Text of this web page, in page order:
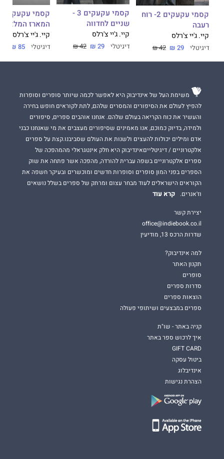
קסמי עקעקים 2- רוח
רעבה
קיי. ג'יי צ'רלס
דיגיטלי 29 ₪
42 ₪
קסמי עקעקים 3 -
שניים לחדווה
קיי. ג'יי צ'רלס
דיגיטלי 29 ₪
42 ₪
קסמי עקעקים
המארז המלא
קיי. ג'יי צ'רלס
דיגיטלי 85 ₪
משימת העל של אינדיבוק היא לאפשר לכמה שיותר סופרים וסופרות
להפיץ לעולם את הסיפורים והמסרים שלהם, לתת לקוראים חופש בחירה
והעשיר את כוח הקריאה בעולם שלהם. אנחנו אוהבים ספרים, סיפורים
ולמידה, בדיוק כמוכם, אנו מאמינים שסיפורים מעצבים את מי שאנחנו כבני
אדם ומילים יכולות להעצים ולשנות את העולם שסביבנו.קצת על ספרים
אלקטרוניים / דיגיטלייםאינדיבוק היא חלק אינטגראלי מהמהפכה של
ספרים אלקטרוניים בשפה עברית להורדה, מהפכה אשר פתחה את שוק
הספרים בפני המון סופרים וסופרות חדשים ומוכשרים ובעיקר חשפה את
הקוראים הישראלים לעוד מבחר עצום ומרתק של ספרים בשלל נושאים
וז'אנרים.
קרא עוד
יצירת קשר
office@indiebook.co.il
שדרות הרכס 13, מודיעין
למה אינדיבוק?
תקנון האתר
סופרים
סדרות ספרים
הוצאות ספרים
ספרים במבצעים ושיתופי פעולה
קניה באתר - שו"ת
איך לרכוש ספר באתר
GIFT CARD
ביטול עסקה
אינדיבלוג
הצהרת נגישות